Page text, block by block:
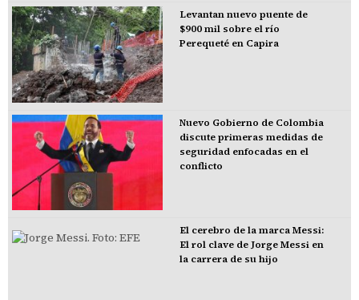
Levantan nuevo puente de
$900 mil sobre el río
Perequeté en Capira
Nuevo Gobierno de Colombia
discute primeras medidas de
seguridad enfocadas en el
conflicto
El cerebro de la marca Messi:
El rol clave de Jorge Messi en
la carrera de su hijo